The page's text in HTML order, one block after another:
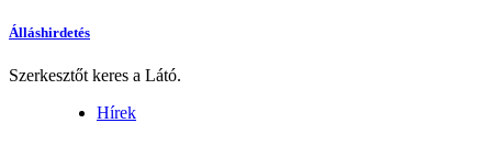
Álláshirdetés
Szerkesztőt keres a Látó.
Hírek